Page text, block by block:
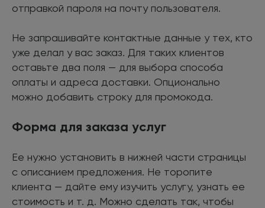
отправкой пароля на почту пользователя.
Не запрашивайте контактные данные у тех, кто
уже делал у вас заказ. Для таких клиентов
оставьте два поля — для выбора способа
оплаты и адреса доставки. Опционально
можно добавить строку для промокода.
Форма для заказа услуг
Ее нужно установить в нижней части страницы
с описанием предложения. Не торопите
клиента — дайте ему изучить услугу, узнать ее
стоимость и т. д. Можно сделать так, чтобы